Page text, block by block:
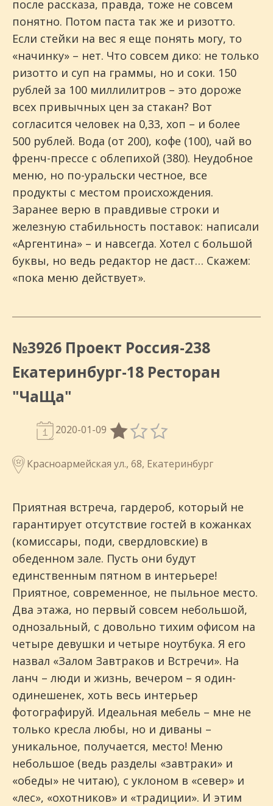
после рассказа, правда, тоже не совсем
понятно. Потом паста так же и ризотто.
Если стейки на вес я еще понять могу, то
«начинку» – нет. Что совсем дико: не только
ризотто и суп на граммы, но и соки. 150
рублей за 100 миллилитров – это дороже
всех привычных цен за стакан? Вот
согласится человек на 0,33, хоп – и более
500 рублей. Вода (от 200), кофе (100), чай во
френч-прессе с облепихой (380). Неудобное
меню, но по-уральски честное, все
продукты с местом происхождения.
Заранее верю в правдивые строки и
железную стабильность поставок: написали
«Аргентина» – и навсегда. Хотел с большой
буквы, но ведь редактор не даст… Скажем:
«пока меню действует».
№3926 Проект Россия-238
Екатеринбург-18 Ресторан
"ЧаЩа"
2020-01-09
Красноармейская ул., 68, Екатеринбург
Приятная встреча, гардероб, который не
гарантирует отсутствие гостей в кожанках
(комиссары, поди, свердловские) в
обеденном зале. Пусть они будут
единственным пятном в интерьере!
Приятное, современное, не пыльное место.
Два этажа, но первый совсем небольшой,
однозальный, с довольно тихим офисом на
четыре девушки и четыре ноутбука. Я его
назвал «Залом Завтраков и Встречи». На
ланч – люди и жизнь, вечером – я один-
одинешенек, хоть весь интерьер
фотографируй. Идеальная мебель – мне не
только кресла любы, но и диваны –
уникальное, получается, место! Меню
небольшое (ведь разделы «завтраки» и
«обеды» не читаю), с уклоном в «север» и
«лес», «охотников» и «традиции». И этим